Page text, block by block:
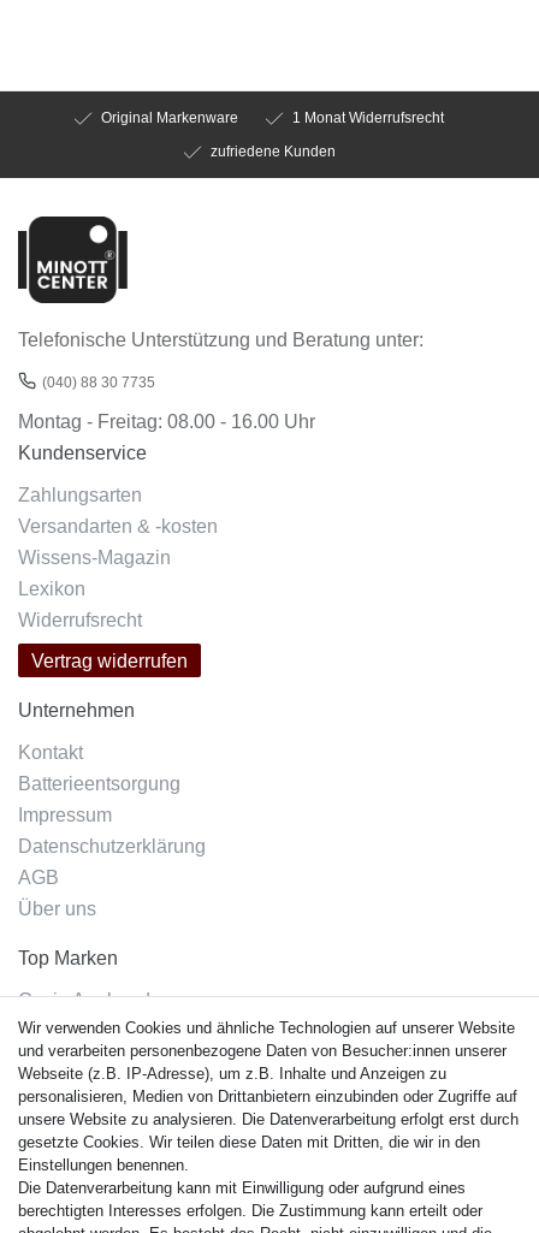
Original Markenware
1 Monat Widerrufsrecht
zufriedene Kunden
Telefonische Unterstützung und Beratung unter:
(040) 88 30 7735
Montag - Freitag: 08.00 - 16.00 Uhr
Kundenservice
Zahlungsarten
Versandarten & -kosten
Wissens-Magazin
Lexikon
Widerrufsrecht
Vertrag widerrufen
Unternehmen
Kontakt
Batterieentsorgung
Impressum
Datenschutzerklärung
AGB
Über uns
Top Marken
Casio Armband
Festina Armband
Citizen Armband
M. Lacroix Armband
J. Lemans Armband
Uhrenarmbänder - Alle
Sicherheit
Wir verwenden Cookies und ähnliche Technologien auf unserer Website
und verarbeiten personenbezogene Daten von Besucher:innen unserer
Webseite (z.B. IP-Adresse), um z.B. Inhalte und Anzeigen zu
personalisieren, Medien von Drittanbietern einzubinden oder Zugriffe auf
unsere Website zu analysieren. Die Datenverarbeitung erfolgt erst durch
gesetzte Cookies. Wir teilen diese Daten mit Dritten, die wir in den
Einstellungen benennen.
Die Datenverarbeitung kann mit Einwilligung oder aufgrund eines
berechtigten Interesses erfolgen. Die Zustimmung kann erteilt oder